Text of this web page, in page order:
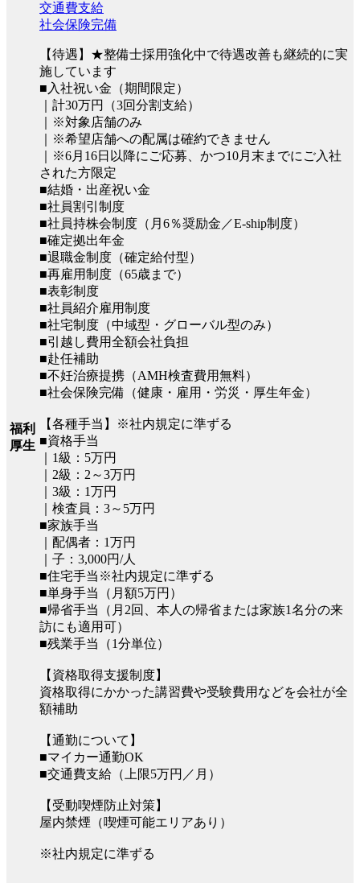
福利
厚生
交通費支給
社会保険完備
【待遇】★整備士採用強化中で待遇改善も継続的に実
施しています
■入社祝い金（期間限定）
｜計30万円（3回分割支給）
｜※対象店舗のみ
｜※希望店舗への配属は確約できません
｜※6月16日以降にご応募、かつ10月末までにご入社
された方限定
■結婚・出産祝い金
■社員割引制度
■社員持株会制度（月6％奨励金／E-ship制度）
■確定拠出年金
■退職金制度（確定給付型）
■再雇用制度（65歳まで）
■表彰制度
■社員紹介雇用制度
■社宅制度（中域型・グローバル型のみ）
■引越し費用全額会社負担
■赴任補助
■不妊治療提携（AMH検査費用無料）
■社会保険完備（健康・雇用・労災・厚生年金）
【各種手当】※社内規定に準ずる
■資格手当
｜1級：5万円
｜2級：2～3万円
｜3級：1万円
｜検査員：3～5万円
■家族手当
｜配偶者：1万円
｜子：3,000円/人
■住宅手当※社内規定に準ずる
■単身手当（月額5万円）
■帰省手当（月2回、本人の帰省または家族1名分の来
訪にも適用可）
■残業手当（1分単位）
【資格取得支援制度】
資格取得にかかった講習費や受験費用などを会社が全
額補助
【通勤について】
■マイカー通勤OK
■交通費支給（上限5万円／月）
【受動喫煙防止対策】
屋内禁煙（喫煙可能エリアあり）
※社内規定に準ずる